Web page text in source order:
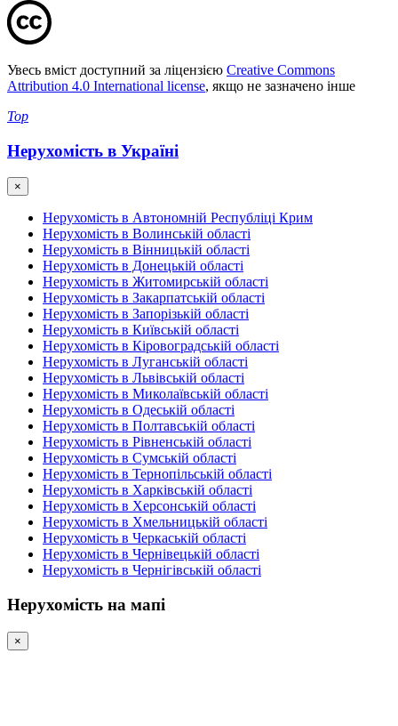
Увесь вміст доступний за ліцензією Creative Commons
Attribution 4.0 International license, якщо не зазначено інше
Top
Нерухомість в Україні
×
Нерухомість в Автономній Республіці Крим
Нерухомість в Волинській області
Нерухомість в Вінницькій області
Нерухомість в Донецькій області
Нерухомість в Житомирській області
Нерухомість в Закарпатській області
Нерухомість в Запорізькій області
Нерухомість в Київській області
Нерухомість в Кіровоградській області
Нерухомість в Луганській області
Нерухомість в Львівській області
Нерухомість в Миколаївській області
Нерухомість в Одеській області
Нерухомість в Полтавській області
Нерухомість в Рівненській області
Нерухомість в Сумській області
Нерухомість в Тернопільській області
Нерухомість в Харківській області
Нерухомість в Херсонській області
Нерухомість в Хмельницькій області
Нерухомість в Черкаській області
Нерухомість в Чернівецькій області
Нерухомість в Чернігівській області
Нерухомість на мапі
×